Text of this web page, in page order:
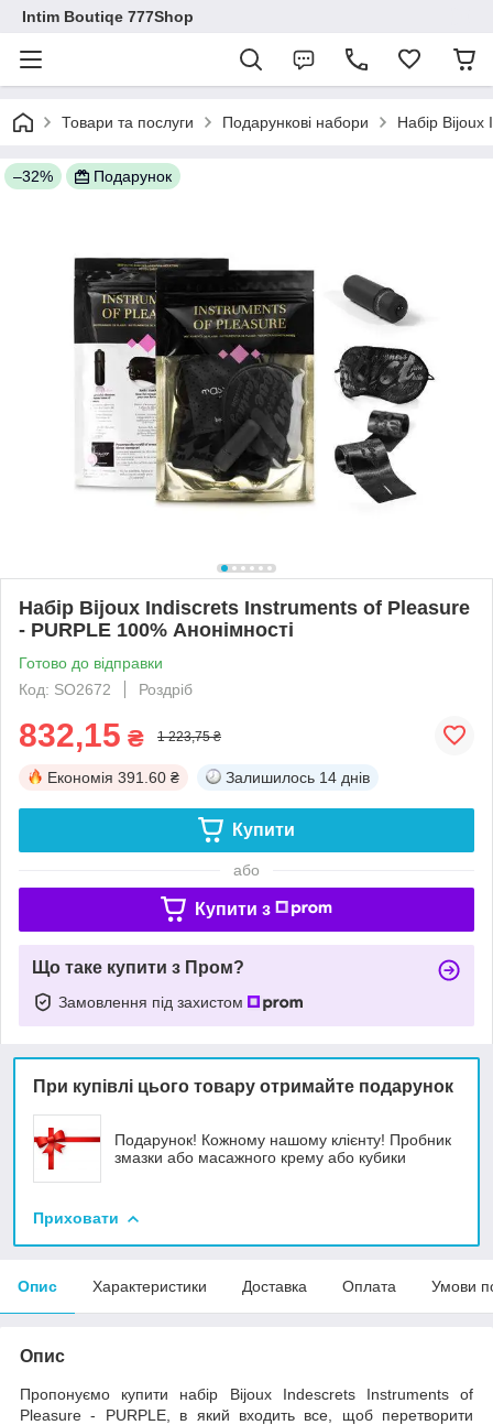
Intim Boutiqe 777Shop
Товари та послуги Подарункові набори Набір Bijoux
–32% Подарунок
Набір Bijoux Indiscrets Instruments of Pleasure
- PURPLE 100% Анонімності
Готово до відправки
Код: SO2672
Роздріб
832,15 ₴ 1 223,75 ₴
Економія 391.60 ₴ Залишилось 14 днів
Купити
або
Купити з
Що таке купити з Пром?
Замовлення під захистом
При купівлі цього товару отримайте подарунок
Подарунок! Кожному нашому клієнту! Пробник
змазки або масажного крему або кубики
Приховати
Опис Характеристики Доставка Оплата Умови
Опис
Пропонуємо купити набір Bijoux Indescrets Instruments of
Pleasure - PURPLE, в який входить все, щоб перетворити